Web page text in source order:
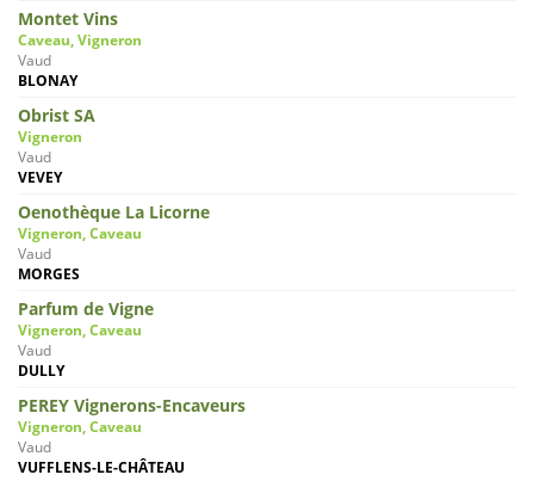
Montet Vins
Caveau, Vigneron
Vaud
BLONAY
Obrist SA
Vigneron
Vaud
VEVEY
Oenothèque La Licorne
Vigneron, Caveau
Vaud
MORGES
Parfum de Vigne
Vigneron, Caveau
Vaud
DULLY
PEREY Vignerons-Encaveurs
Vigneron, Caveau
Vaud
VUFFLENS-LE-CHÂTEAU